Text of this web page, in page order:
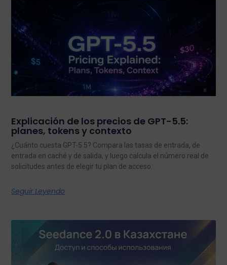
Explicación de los precios de GPT-5.5:
planes, tokens y contexto
¿Cuánto cuesta GPT-5.5? Compara las tasas de entrada, de
entrada en caché y de salida, y luego calcula el número real de
solicitudes antes de elegir tu plan de acceso.
Seguir Leyendo